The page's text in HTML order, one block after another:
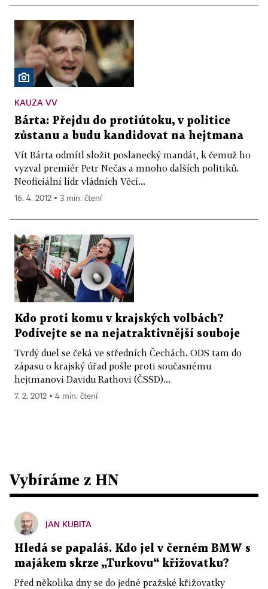
KAUZA VV
Bárta: Přejdu do protiútoku, v politice
zůstanu a budu kandidovat na hejtmana
Vít Bárta odmítl složit poslanecký mandát, k čemuž ho
vyzval premiér Petr Nečas a mnoho dalších politiků.
Neoficiální lídr vládních Věcí...
16. 4. 2012 ▪ 3 min. čtení
Kdo proti komu v krajských volbách?
Podívejte se na nejatraktivnější souboje
Tvrdý duel se čeká ve středních Čechách. ODS tam do
zápasu o krajský úřad pošle proti současnému
hejtmanovi Davidu Rathovi (ČSSD)...
7. 2. 2012 ▪ 4 min. čtení
Vybíráme z HN
JAN KUBITA
Hledá se papaláš. Kdo jel v černém BMW s
majákem skrze „Turkovu“ křižovatku?
Před několika dny se do jedné pražské křižovatky